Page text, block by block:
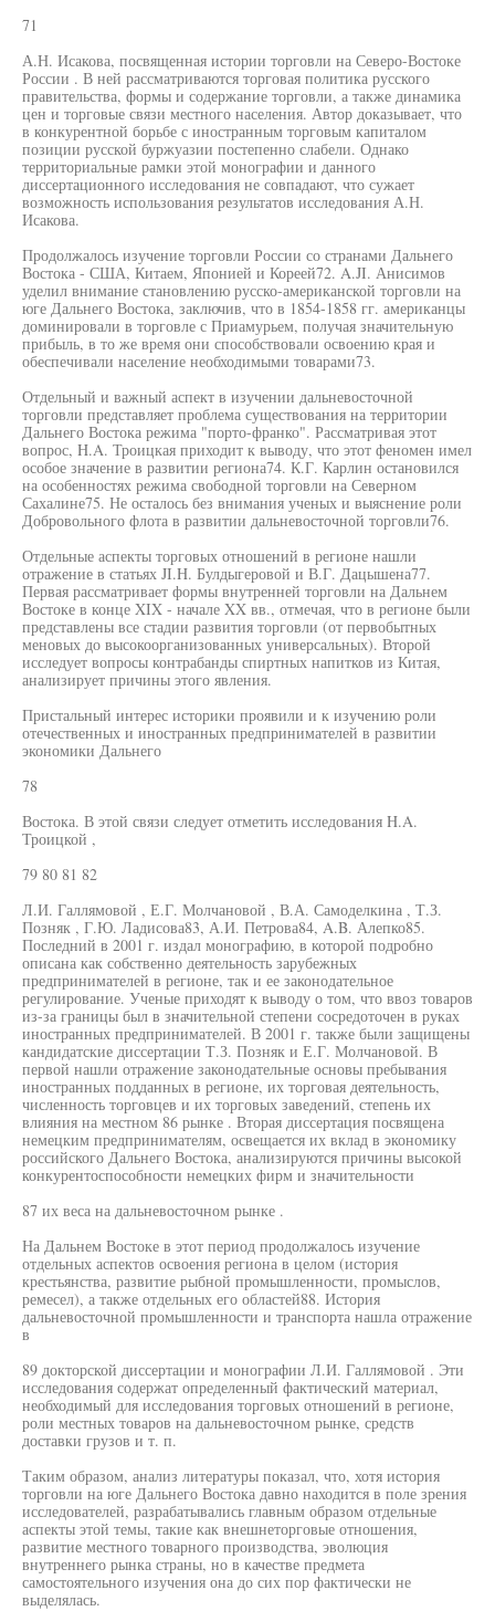
71
А.Н. Исакова, посвященная истории торговли на Северо-Востоке
России . В ней рассматриваются торговая политика русского
правительства, формы и содержание торговли, а также динамика
цен и торговые связи местного населения. Автор доказывает, что
в конкурентной борьбе с иностранным торговым капиталом
позиции русской буржуазии постепенно слабели. Однако
территориальные рамки этой монографии и данного
диссертационного исследования не совпадают, что сужает
возможность использования результатов исследования А.Н.
Исакова.
Продолжалось изучение торговли России со странами Дальнего
Востока - США, Китаем, Японией и Кореей72. A.JI. Анисимов
уделил внимание становлению русско-американской торговли на
юге Дальнего Востока, заключив, что в 1854-1858 гг. американцы
доминировали в торговле с Приамурьем, получая значительную
прибыль, в то же время они способствовали освоению края и
обеспечивали население необходимыми товарами73.
Отдельный и важный аспект в изучении дальневосточной
торговли представляет проблема существования на территории
Дальнего Востока режима "порто-франко". Рассматривая этот
вопрос, H.A. Троицкая приходит к выводу, что этот феномен имел
особое значение в развитии региона74. К.Г. Карлин остановился
на особенностях режима свободной торговли на Северном
Сахалине75. Не осталось без внимания ученых и выяснение роли
Добровольного флота в развитии дальневосточной торговли76.
Отдельные аспекты торговых отношений в регионе нашли
отражение в статьях JI.H. Булдыгеровой и В.Г. Дацышена77.
Первая рассматривает формы внутренней торговли на Дальнем
Востоке в конце XIX - начале XX вв., отмечая, что в регионе были
представлены все стадии развития торговли (от первобытных
меновых до высокоорганизованных универсальных). Второй
исследует вопросы контрабанды спиртных напитков из Китая,
анализирует причины этого явления.
Пристальный интерес историки проявили и к изучению роли
отечественных и иностранных предпринимателей в развитии
экономики Дальнего
78
Востока. В этой связи следует отметить исследования H.A.
Троицкой ,
79 80 81 82
Л.И. Галлямовой , Е.Г. Молчановой , В.А. Самоделкина , Т.З.
Позняк , Г.Ю. Ладисова83, А.И. Петрова84, A.B. Алепко85.
Последний в 2001 г. издал монографию, в которой подробно
описана как собственно деятельность зарубежных
предпринимателей в регионе, так и ее законодательное
регулирование. Ученые приходят к выводу о том, что ввоз товаров
из-за границы был в значительной степени сосредоточен в руках
иностранных предпринимателей. В 2001 г. также были защищены
кандидатские диссертации Т.З. Позняк и Е.Г. Молчановой. В
первой нашли отражение законодательные основы пребывания
иностранных подданных в регионе, их торговая деятельность,
численность торговцев и их торговых заведений, степень их
влияния на местном 86 рынке . Вторая диссертация посвящена
немецким предпринимателям, освещается их вклад в экономику
российского Дальнего Востока, анализируются причины высокой
конкурентоспособности немецких фирм и значительности
87 их веса на дальневосточном рынке .
На Дальнем Востоке в этот период продолжалось изучение
отдельных аспектов освоения региона в целом (история
крестьянства, развитие рыбной промышленности, промыслов,
ремесел), а также отдельных его областей88. История
дальневосточной промышленности и транспорта нашла отражение
в
89 докторской диссертации и монографии Л.И. Галлямовой . Эти
исследования содержат определенный фактический материал,
необходимый для исследования торговых отношений в регионе,
роли местных товаров на дальневосточном рынке, средств
доставки грузов и т. п.
Таким образом, анализ литературы показал, что, хотя история
торговли на юге Дальнего Востока давно находится в поле зрения
исследователей, разрабатывались главным образом отдельные
аспекты этой темы, такие как внешнеторговые отношения,
развитие местного товарного производства, эволюция
внутреннего рынка страны, но в качестве предмета
самостоятельного изучения она до сих пор фактически не
выделялась.